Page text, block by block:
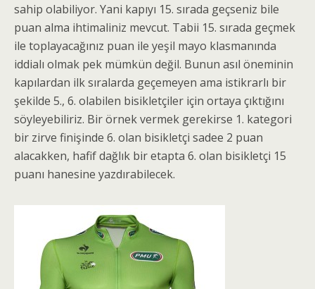
sahip olabiliyor. Yani kapıyı 15. sırada geçseniz bile
puan alma ihtimaliniz mevcut. Tabii 15. sırada geçmek
ile toplayacağınız puan ile yeşil mayo klasmanında
iddialı olmak pek mümkün değil. Bunun asıl öneminin
kapılardan ilk sıralarda geçemeyen ama istikrarlı bir
şekilde 5., 6. olabilen bisikletçiler için ortaya çıktığını
söyleyebiliriz. Bir örnek vermek gerekirse 1. kategori
bir zirve finişinde 6. olan bisikletçi sadee 2 puan
alacakken, hafif dağlık bir etapta 6. olan bisikletçi 15
puanı hanesine yazdırabilecek.